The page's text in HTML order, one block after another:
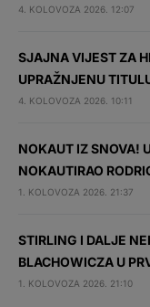
4. KOLOVOZA 2026. 12:07
SJAJNA VIJEST ZA
UPRAŽNJENU
4. KOLOVOZA 2026. 10:11
NOKAUT IZ SNOVA!
NOKAUTIRAO
1. KOLOVOZA 2026. 21:37
STIRLING I DALJE
BLACHOWICZA U
1. KOLOVOZA 2026. 21:10